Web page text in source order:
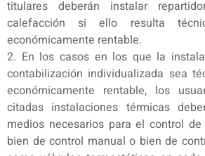
titulares deberán instalar
calefacción si ello resulta
económicamente rentable.
2. En los casos en los que la
contabilización individualizada sea
económicamente rentable, los
citadas instalaciones térmicas
medios necesarios para el control
bien de control manual o bien de